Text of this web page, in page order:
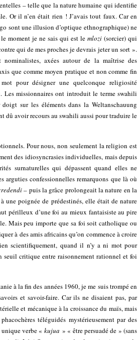
– telle que la nature humaine qui identifie
Or il n’en était rien ! J’avais tout faux. Car en
sont une illusion d’optique ethnographique) ne
moment je ne sais qui est le mlozi (sorcier) qui
qui de mes proches je devrais jeter un sort ».
axées autour de la maîtrise des
que comme moyen pratique et non comme fin
pour désigner une quelconque religiosité
Les missionnaires ont introduit le terme swahili
sur les éléments dans la Weltanschauung
dû avoir recours au swahili aussi pour traduire le
Pour nous, non seulement la religion est
des idiosyncrasies individuelles, mais depuis
surnaturelles qui dépassent quand elles ne
arguties confessionnelles remarquons que là où
– puis la grâce prolongeait la nature en la
poignée de prédestinés, elle était de nature
périlleux d’une foi au mieux fantaisiste au pire
Mais peu importe que sa foi soit catholique ou
à des amis africains qu’on commence à croire
scientifiquement, quand il n’y a ni mot pour
critique entre raisonnement rationnel et foi
à la fin des années 1960, je me suis trompé en
et savoir-faire. Car ils ne disaient pas, par
et mécanique à la croissance du maïs, mais
téléguidés mystérieusement par des
unique verbe «kujua » « être persuadé de » (sans